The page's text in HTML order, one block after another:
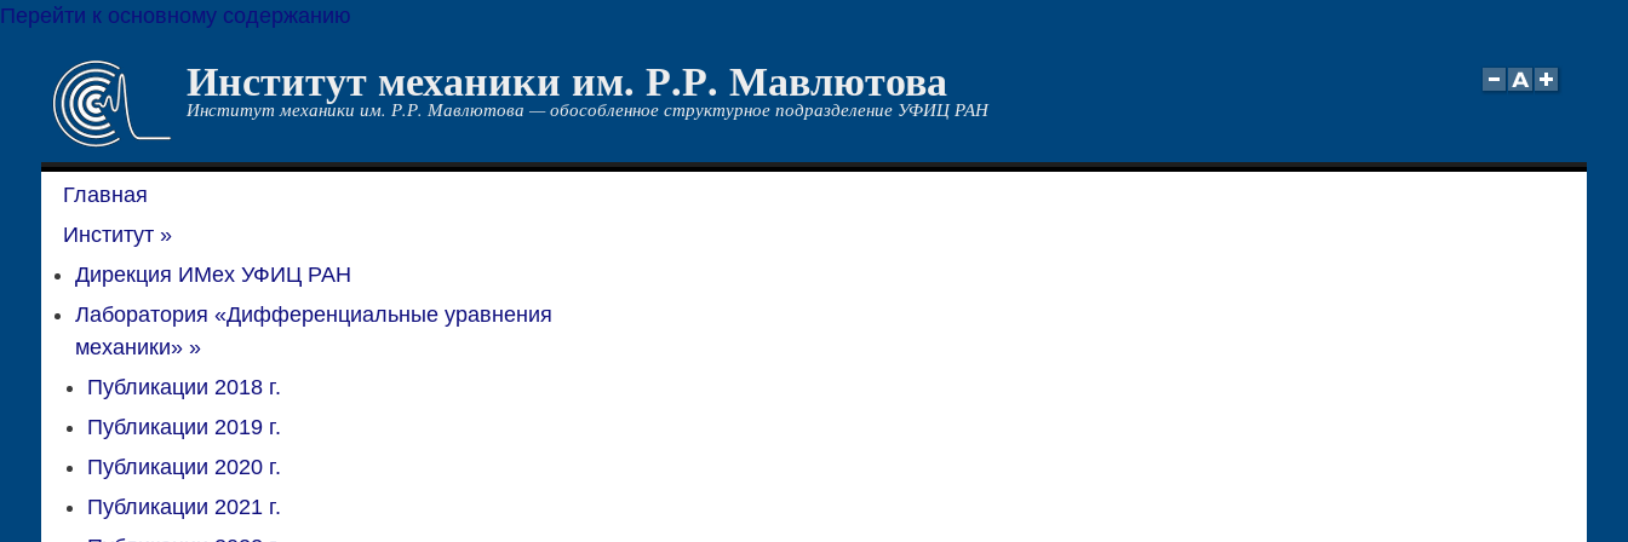
Перейти к основному содержанию
Институт механики им. Р.Р. Мавлютова
Институт механики им. Р.Р. Мавлютова — обособленное структурное подразделение УФИЦ РАН
Главная
Институт»
Дирекция ИМех УФИЦ РАН
Лаборатория «Дифференциальные уравнения
механики»»
Публикации 2018 г.
Публикации 2019 г.
Публикации 2020 г.
Публикации 2021 г.